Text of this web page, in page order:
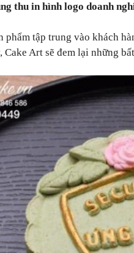
thu in hình logo doanh
phẩm tập trung vào khách
Cake Art sẽ đem lại những